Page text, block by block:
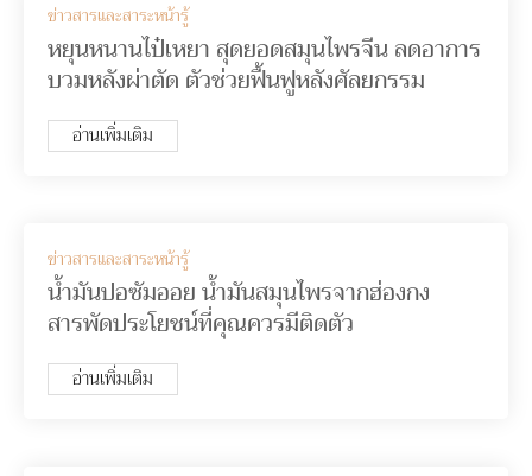
ข่าวสารและสาระหน้ารู้
หยุนหนานไป๋เหยา สุดยอดสมุนไพรจีน ลดอาการ
บวมหลังผ่าตัด ตัวช่วยฟื้นฟูหลังศัลยกรรม
อ่านเพิ่มเติม
ข่าวสารและสาระหน้ารู้
น้ำมันปอซัมออย น้ำมันสมุนไพรจากฮ่องกง
สารพัดประโยชน์ที่คุณควรมีติดตัว
อ่านเพิ่มเติม